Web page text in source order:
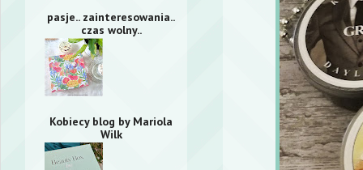
pasje.. zainteresowania..
czas wolny..
Kobiecy blog by Mariola
Wilk